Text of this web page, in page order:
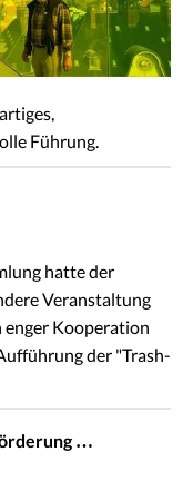
Führung.
hatte der
Veranstaltung
enger Kooperation
der "Trash-
…